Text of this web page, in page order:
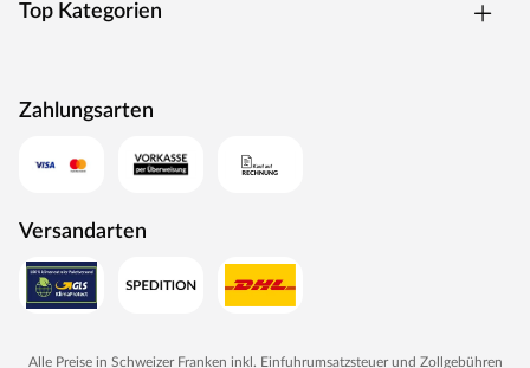
Top Kategorien
Zahlungsarten
Versandarten
Alle Preise in Schweizer Franken inkl. Einfuhrumsatzsteuer und Zollgebühren